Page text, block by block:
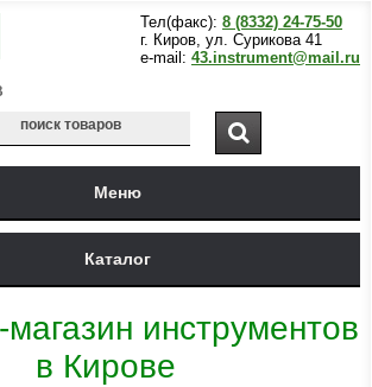
Тел(факс): 8 (8332) 24-75-50
г. Киров, ул. Сурикова 41
e-mail: 43.instrument@mail.ru
Меню
Каталог
инструментов
в Кирове